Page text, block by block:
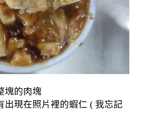
塊的肉塊
出現在照片裡的蝦仁 ( 我忘記